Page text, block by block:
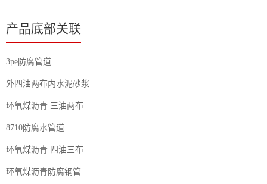
产品底部关联
3pe防腐管道
外四油两布内水泥砂浆
环氧煤沥青 三油两布
8710防腐水管道
环氧煤沥青 四油三布
环氧煤沥青防腐钢管